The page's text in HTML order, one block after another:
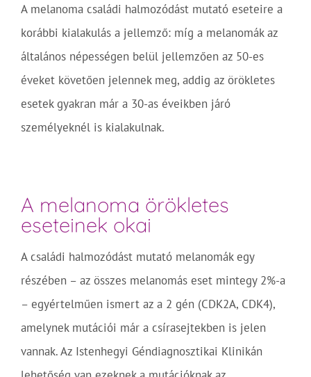
A melanoma családi halmozódást mutató eseteire a
korábbi kialakulás a jellemző: míg a melanomák az
általános népességen belül jellemzően az 50-es
éveket követően jelennek meg, addig az örökletes
esetek gyakran már a 30-as éveikben járó
személyeknél is kialakulnak.
A melanoma örökletes
eseteinek okai
A családi halmozódást mutató melanomák egy
részében – az összes melanomás eset mintegy 2%-a
– egyértelműen ismert az a 2 gén (CDK2A, CDK4),
amelynek mutációi már a csírasejtekben is jelen
vannak. Az Istenhegyi Géndiagnosztikai Klinikán